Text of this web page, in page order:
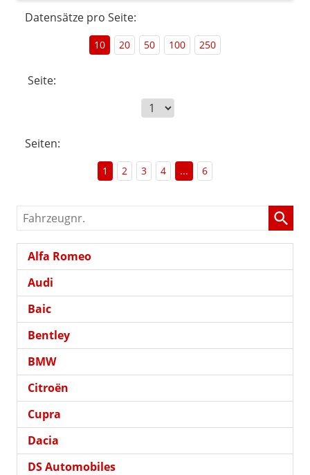
Datensätze pro Seite:
10 20 50 100 250
Seite:
Seiten:
1 2 3 4 ... 6
Fahrzeugnr.
Alfa Romeo
Audi
Baic
Bentley
BMW
Citroën
Cupra
Dacia
DS Automobiles